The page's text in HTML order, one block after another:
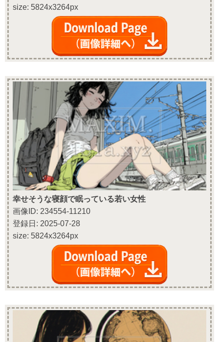
size: 5824x3264px
幸せそうな寝顔で眠っている若い女性
画像ID: 234554-11210
登録日: 2025-07-28
size: 5824x3264px